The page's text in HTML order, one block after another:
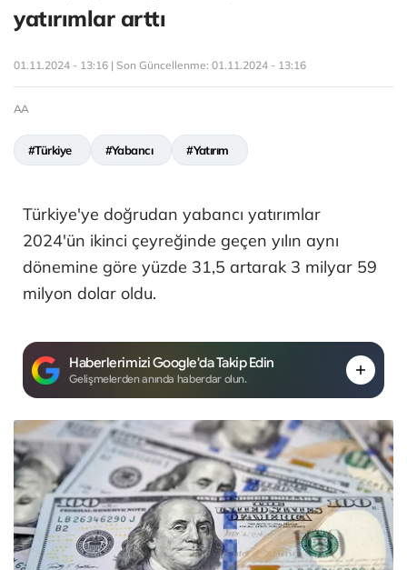
yatırımlar arttı
01.11.2024 - 13:16 | Son Güncellenme: 01.11.2024 - 13:16
AA
#Türkiye #Yabancı #Yatırım
Türkiye'ye doğrudan yabancı yatırımlar
2024'ün ikinci çeyreğinde geçen yılın aynı
dönemine göre yüzde 31,5 artarak 3 milyar 59
milyon dolar oldu.
Haberlerimizi Google'da Takip Edin
Gelişmelerden anında haberdar olun.